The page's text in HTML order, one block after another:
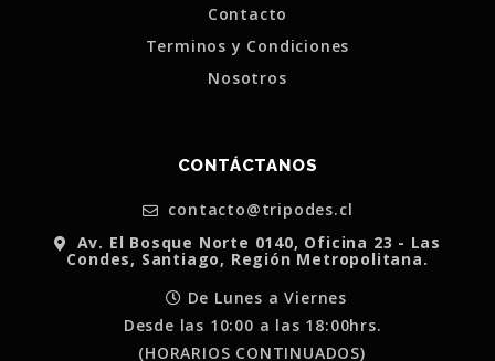
Contacto
Terminos y Condiciones
Nosotros
CONTÁCTANOS
contacto@tripodes.cl
Av. El Bosque Norte 0140, Oficina 23 - Las
Condes, Santiago, Región Metropolitana.
De Lunes a Viernes
Desde las 10:00 a las 18:00hrs.
(HORARIOS CONTINUADOS)